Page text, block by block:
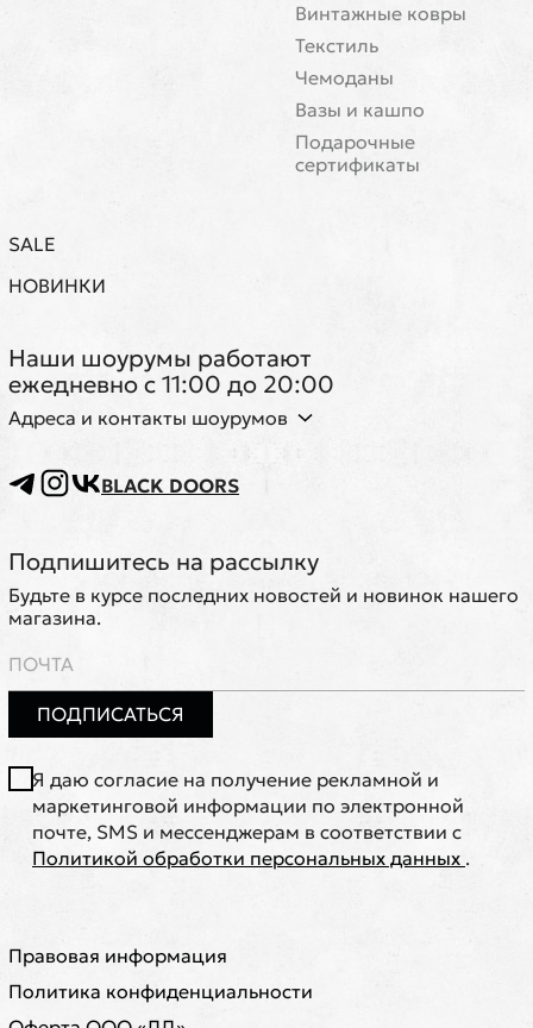
Винтажные ковры
Текстиль
Чемоданы
Вазы и кашпо
Подарочные
сертификаты
SALE
НОВИНКИ
Наши шоурумы работают
ежедневно с 11:00 до 20:00
Адреса и контакты шоурумов
BLACK DOORS
Подпишитесь на рассылку
Будьте в курсе последних новостей и новинок нашего
магазина.
ПОДПИСАТЬСЯ
Я даю согласие на получение рекламной и
маркетинговой информации по электронной
почте, SMS и мессенджерам в соответствии с
Политикой обработки персональных данных .
Правовая информация
Политика конфиденциальности